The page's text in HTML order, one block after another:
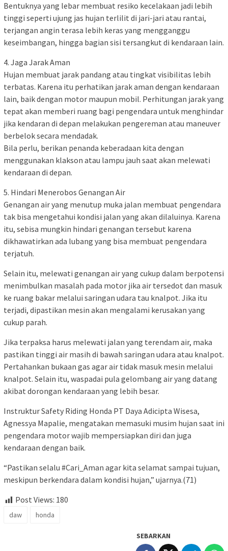
Bentuknya yang lebar membuat resiko kecelakaan jadi lebih
tinggi seperti ujung jas hujan terlilit di jari-jari atau rantai,
terjangan angin terasa lebih keras yang mengganggu
keseimbangan, hingga bagian sisi tersangkut di kendaraan lain.
4. Jaga Jarak Aman
Hujan membuat jarak pandang atau tingkat visibilitas lebih
terbatas. Karena itu perhatikan jarak aman dengan kendaraan
lain, baik dengan motor maupun mobil. Perhitungan jarak yang
tepat akan memberi ruang bagi pengendara untuk menghindar
jika kendaran di depan melakukan pengereman atau maneuver
berbelok secara mendadak.
Bila perlu, berikan penanda keberadaan kita dengan
menggunakan klakson atau lampu jauh saat akan melewati
kendaraan di depan.
5. Hindari Menerobos Genangan Air
Genangan air yang menutup muka jalan membuat pengendara
tak bisa mengetahui kondisi jalan yang akan dilaluinya. Karena
itu, sebisa mungkin hindari genangan tersebut karena
dikhawatirkan ada lubang yang bisa membuat pengendara
terjatuh.
Selain itu, melewati genangan air yang cukup dalam berpotensi
menimbulkan masalah pada motor jika air tersedot dan masuk
ke ruang bakar melalui saringan udara tau knalpot. Jika itu
terjadi, dipastikan mesin akan mengalami kerusakan yang
cukup parah.
Jika terpaksa harus melewati jalan yang terendam air, maka
pastikan tinggi air masih di bawah saringan udara atau knalpot.
Pertahankan bukaan gas agar air tidak masuk mesin melalui
knalpot. Selain itu, waspadai pula gelombang air yang datang
akibat dorongan kendaraan yang lebih besar.
Instruktur Safety Riding Honda PT Daya Adicipta Wisesa,
Agnessya Mapalie, mengatakan memasuki musim hujan saat ini
pengendara motor wajib mempersiapkan diri dan juga
kendaraan dengan baik.
“Pastikan selalu #Cari_Aman agar kita selamat sampai tujuan,
meskipun berkendara dalam kondisi hujan,” ujarnya.(71)
Post Views: 180
daw honda
SEBARKAN